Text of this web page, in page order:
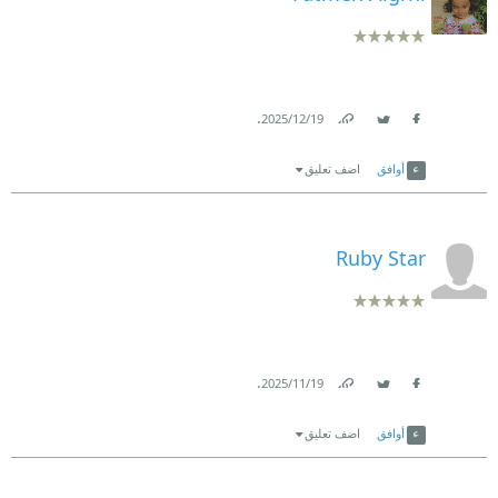
19‏/12‏/2025
.
أوافق اضف تعليق
Ruby Star
19‏/11‏/2025
.
أوافق اضف تعليق